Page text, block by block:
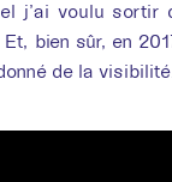
j’ai voulu
bien sûr, en
de la